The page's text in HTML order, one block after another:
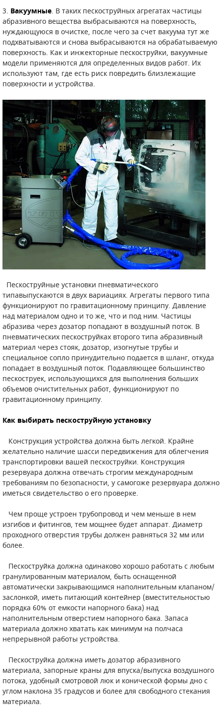
3. Вакуумные. В таких пескоструйных агрегатах частицы
абразивного вещества выбрасываются на поверхность,
нуждающуюся в очистке, после чего за счет вакуума тут же
подхватываются и снова выбрасываются на обрабатываемую
поверхность. Как и инжекторные пескоструйки, вакуумные
модели применяются для определенных видов работ. Их
используют там, где есть риск повредить близлежащие
поверхности и устройства.
Пескоструйные установки пневматического
типавыпускаются в двух вариациях. Агрегаты первого типа
функционируют по гравитационному принципу. Давление
над материалом одно и то же, что и под ним. Частицы
абразива через дозатор попадают в воздушный поток. В
пневматических пескоструйках второго типа абразивный
материал через стояк, дозатор, изогнутые трубы и
специальное сопло принудительно подается в шланг, откуда
попадает в воздушный поток. Подавляющее большинство
пескоструек, использующихся для выполнения больших
объемов очистительных работ, функционируют по
гравитационному принципу.
Как выбирать пескоструйную установку
Конструкция устройства должна быть легкой. Крайне
желательно наличие шасси передвижения для облегчения
транспортировки вашей пескоструйки. Конструкция
резервуара должна отвечать строгим международным
требованиям по безопасности, у самогоже резервуара должно
иметься свидетельство о его проверке.
Чем проще устроен трубопровод и чем меньше в нем
изгибов и фитингов, тем мощнее будет аппарат. Диаметр
проходного отверстия трубы должен равняться 32 мм или
более.
Пескоструйка должна одинаково хорошо работать с любым
гранулированным материалом, быть оснащенной
автоматически закрывающимся наполнительным клапаном/
заслонкой, иметь питающий контейнер (вместительностью
порядка 60% от емкости напорного бака) над
наполнительным отверстием напорного бака. Запаса
материала должно хватать как минимум на полчаса
непрерывной работы устройства.
Пескоструйка должна иметь дозатор абразивного
материала, запорные краны для впуска/выпуска воздушного
потока, удобный смотровой люк и конической формы дно с
углом наклона 35 градусов и более для свободного стекания
материала.